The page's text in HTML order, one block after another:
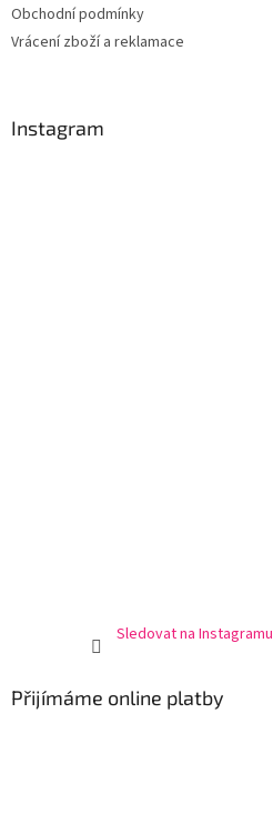
Obchodní podmínky
Vrácení zboží a reklamace
Instagram
Sledovat na Instagramu
Přijímáme online platby